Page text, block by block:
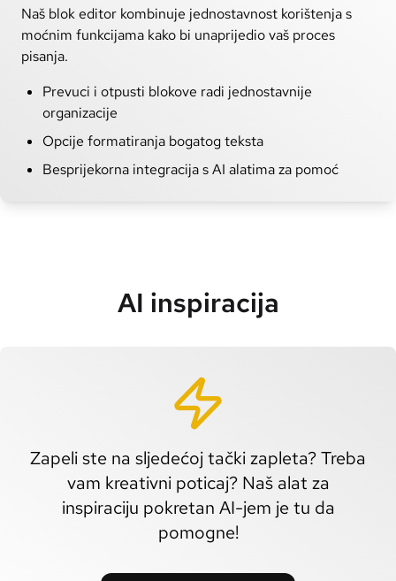
Naš blok editor kombinuje jednostavnost korištenja s
moćnim funkcijama kako bi unaprijedio vaš proces
pisanja.
Prevuci i otpusti blokove radi jednostavnije
organizacije
Opcije formatiranja bogatog teksta
Besprijekorna integracija s AI alatima za pomoć
AI inspiracija
Zapeli ste na sljedećoj tački zapleta? Treba
vam kreativni poticaj? Naš alat za
inspiraciju pokretan AI-jem je tu da
pomogne!